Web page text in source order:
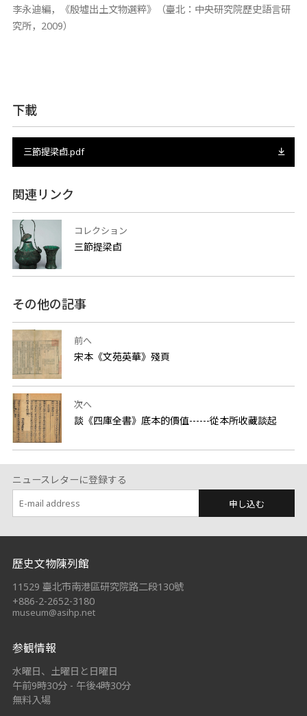
李永迪編，《殷墟出土文物選粹》（臺北：中央研究院歷史語言研
究所，2009）
下載
三節提梁卣.pdf
関連リンク
コレクション
三節提梁卣
その他の記事
前へ
宋本《文苑英華》殘頁
次へ
談《四庫全書》底本的價值------從本所收藏談起
ニュースレターに登録する
申し込む
:::
歷史文物陳列館
11529 臺北市南港區研究院路二段130號
+886-2-2652-3180
museum@asihp.net
参観情報
水曜日、土曜日と日曜日
午前9時30分 - 午後4時30分
無料入場